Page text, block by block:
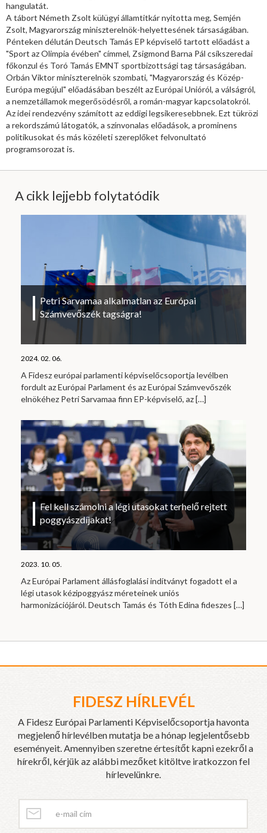
hangulatát.
A tábort Németh Zsolt külügyi államtitkár nyitotta meg, Semjén
Zsolt, Magyarország miniszterelnök-helyettesének társaságában.
Pénteken délután Deutsch Tamás EP képviselő tartott előadást a
"Sport az Olimpia évében" címmel, Zsigmond Barna Pál csíkszeredai
főkonzul és Toró Tamás EMNT sportbizottsági tag társaságában.
Orbán Viktor miniszterelnök szombati, "Magyarország és Közép-
Európa megújul" előadásában beszélt az Európai Unióról, a válságról,
a nemzetállamok megerősödésről, a román-magyar kapcsolatokról.
Az idei rendezvény számított az eddigi legsikeresebbnek. Ezt tükrözi
a rekordszámú látogatók, a színvonalas előadások, a prominens
politikusokat és más közéleti szereplőket felvonultató
programsorozat is.
A cikk lejjebb folytatódik
Petri Sarvamaa alkalmatlan az Európai
Számvevőszék tagságra!
2024. 02. 06.
A Fidesz európai parlamenti képviselőcsoportja levélben
fordult az Európai Parlament és az Európai Számvevőszék
elnökéhez Petri Sarvamaa finn EP-képviselő, az[…]
Fel kell számolni a légi utasokat terhelő rejtett
poggyászdíjakat!
2023. 10. 05.
Az Európai Parlament állásfoglalási indítványt fogadott el a
légi utasok kézipoggyász méreteinek uniós
harmonizációjáról. Deutsch Tamás és Tóth Edina fideszes […]
FIDESZ HÍRLEVÉL
A Fidesz Európai Parlamenti Képviselőcsoportja havonta
megjelenő hírlevélben mutatja be a hónap legjelentősebb
eseményeit. Amennyiben szeretne értesítőt kapni ezekről a
hírekről, kérjük az alábbi mezőket kitöltve iratkozzon fel
hírlevelünkre.